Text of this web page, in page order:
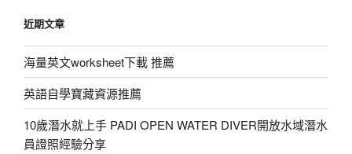
近期文章
海量英文worksheet下載 推薦
英語自學寶藏資源推薦
10歲潛水就上手 PADI OPEN WATER DIVER開放水域潛水
員證照經驗分享